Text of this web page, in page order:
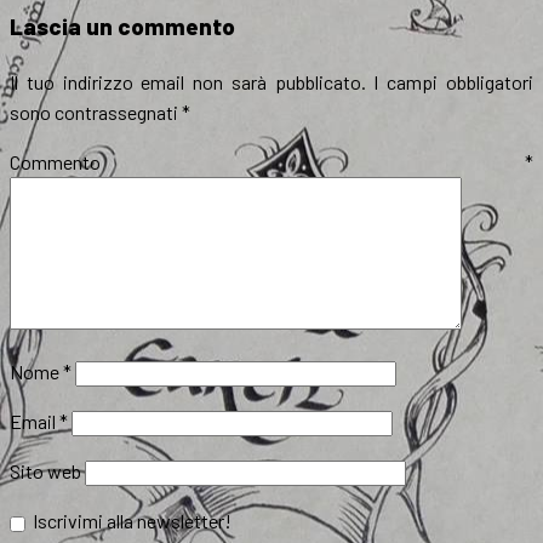
Lascia un commento
Il tuo indirizzo email non sarà pubblicato. I campi obbligatori
sono contrassegnati *
Commento *
Nome*
Email *
Sito web
Iscrivimi alla newsletter!